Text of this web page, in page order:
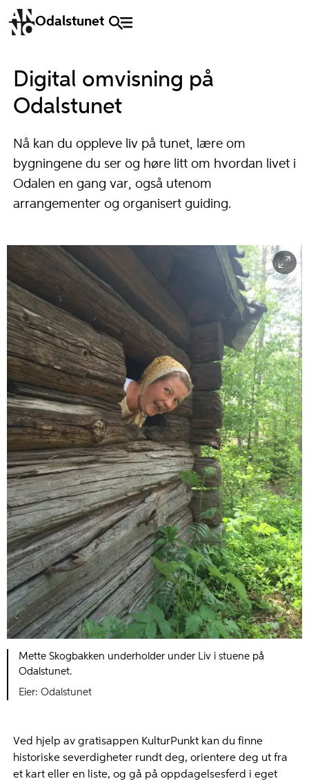
Odalstunet
Digital omvisning på
Odalstunet
Nå kan du oppleve liv på tunet, lære om
bygningene du ser og høre litt om hvordan livet i
Odalen en gang var, også utenom
arrangementer og organisert guiding.
Mette Skogbakken underholder under Liv i stuene på
Odalstunet.
Odalstunet
Ved hjelp av gratisappen KulturPunkt kan du finne
historiske severdigheter rundt deg, orientere deg ut fra
et kart eller en liste, og gå på oppdagelsesferd i eget